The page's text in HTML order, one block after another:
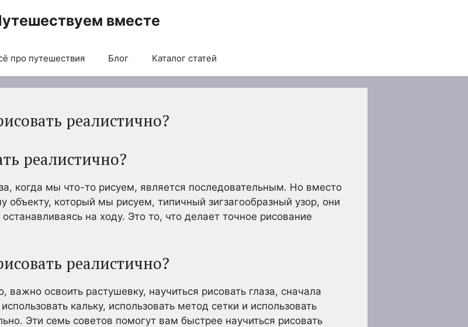
вместе
про путешествия Блог Каталог статей
реалистично?
реалистично?
когда мы что-то рисуем, является последовательным. Но вместо
объекту, который мы рисуем, типичный зигзагообразный узор, они
на ходу. Это то, что делает точное рисование
реалистично?
важно освоить растушевку, научиться рисовать глаза, сначала
кальку, использовать метод сетки и использовать
Эти семь советов помогут вам быстрее научиться рисовать